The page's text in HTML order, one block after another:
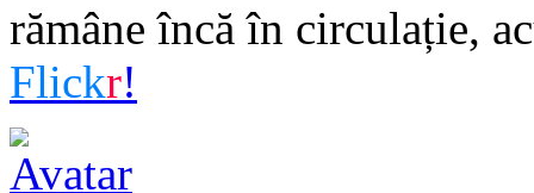
rămâne încă în circulație,
Flickr!